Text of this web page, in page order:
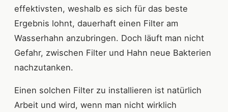
effektivsten, weshalb es sich für das beste
Ergebnis lohnt, dauerhaft einen Filter am
Wasserhahn anzubringen. Doch läuft man nicht
Gefahr, zwischen Filter und Hahn neue Bakterien
nachzutanken.
Einen solchen Filter zu installieren ist natürlich
Arbeit und wird, wenn man nicht wirklich